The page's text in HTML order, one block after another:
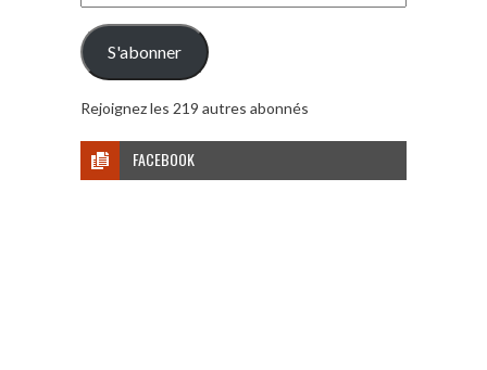
e-
mail
S'abonner
Rejoignez les 219 autres abonnés
FACEBOOK